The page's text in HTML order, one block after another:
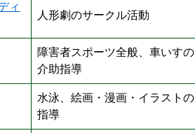
ィ
人形劇のサークル活動
障害者スポーツ全般、車いすの
介助指導
水泳、絵画・漫画・イラストの
指導